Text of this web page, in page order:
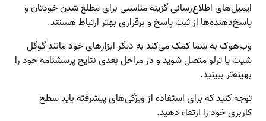
ایمیل‌های اطلاع‌رسانی گزینه مناسبی برای مطلع شدن خودتان و
پاسخ‌دهنده‌ها از ثبت پاسخ و برقراری بهتر ارتباط هستند.
وب‌هوک به شما کمک می‌کند به دیگر ابزارهای خود مانند گوگل
شیت یا ترلو متصل شوید و در مراحل بعدی نتایج پرسشنامه خود را
بهینه‌تر ببینید.
توجه کنید که برای استفاده از ویژگی‌های پیشرفته باید سطح
کاربری خود را ارتقاء دهید.